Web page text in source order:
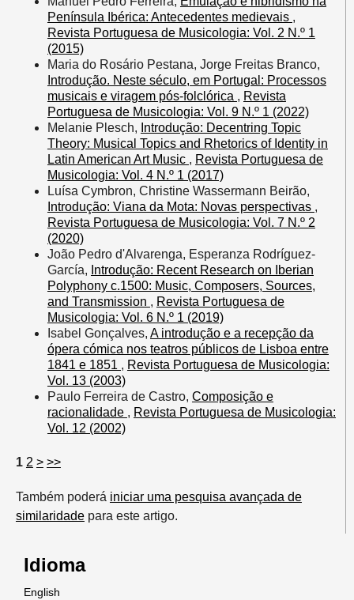
Península Ibérica: Antecedentes medievais ,
Revista Portuguesa de Musicologia: Vol. 2 N.º 1
(2015)
Maria do Rosário Pestana, Jorge Freitas Branco,
Introdução. Neste século, em Portugal: Processos
musicais e viragem pós-folclórica , Revista
Portuguesa de Musicologia: Vol. 9 N.º 1 (2022)
Melanie Plesch, Introdução: Decentring Topic
Theory: Musical Topics and Rhetorics of Identity in
Latin American Art Music , Revista Portuguesa de
Musicologia: Vol. 4 N.º 1 (2017)
Luísa Cymbron, Christine Wassermann Beirão,
Introdução: Viana da Mota: Novas perspectivas ,
Revista Portuguesa de Musicologia: Vol. 7 N.º 2
(2020)
João Pedro d'Alvarenga, Esperanza Rodríguez-
García, Introdução: Recent Research on Iberian
Polyphony c.1500: Music, Composers, Sources,
and Transmission , Revista Portuguesa de
Musicologia: Vol. 6 N.º 1 (2019)
Isabel Gonçalves, A introdução e a recepção da
ópera cómica nos teatros públicos de Lisboa entre
1841 e 1851 , Revista Portuguesa de Musicologia:
Vol. 13 (2003)
Paulo Ferreira de Castro, Composição e
racionalidade , Revista Portuguesa de Musicologia:
Vol. 12 (2002)
1 2 > >>
Também poderá iniciar uma pesquisa avançada de
similaridadepara este artigo.
Idioma
English